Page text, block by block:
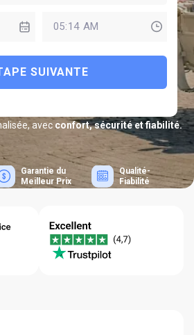
SUIVANTE
avec confort, sécurité et fiabilité.
Garantie du
Meilleur Prix
Qualité-
Fiabilité